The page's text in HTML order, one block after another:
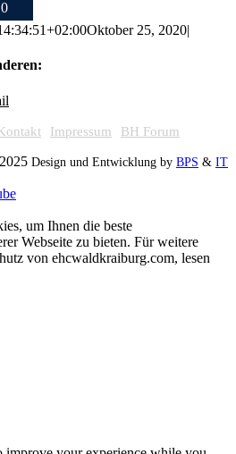
0
Oktober 25, 2020|
Impressum BH Forum
Design und Entwicklung by BPS & IT
um Ihnen die beste
Webseite zu bieten. Für weitere
von ehcwaldkraiburg.com, lesen